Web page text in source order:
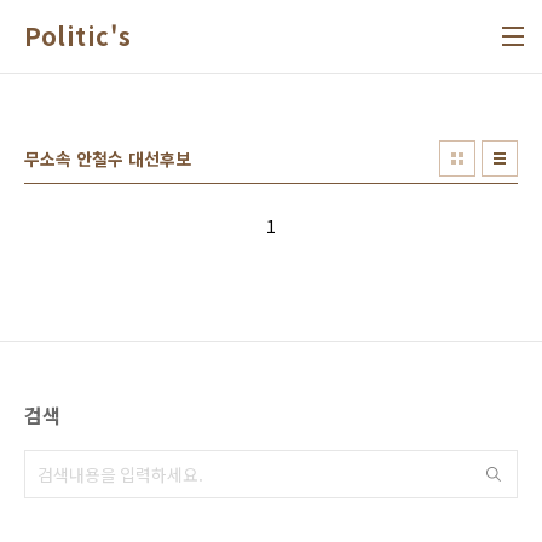
Politic's
무소속 안철수 대선후보
1
검색